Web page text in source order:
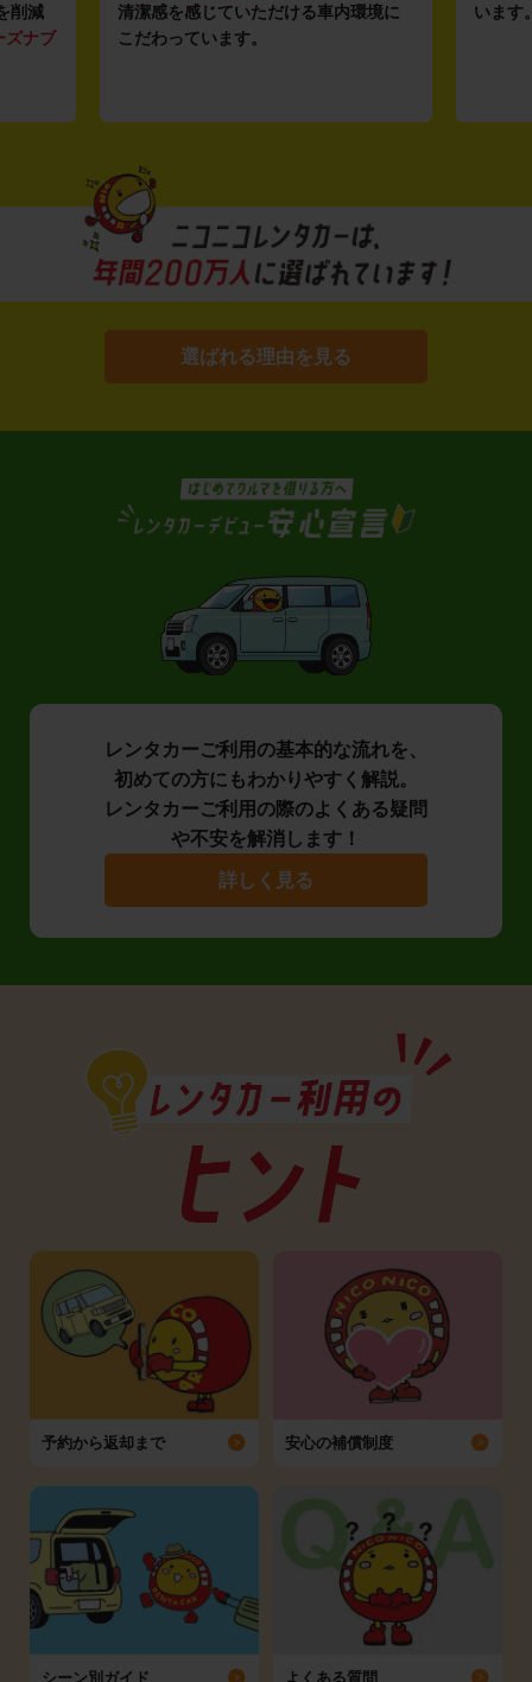
削減
ズナブ
清潔感を感じていただける車内環境に
こだわっています。
います
選ばれる理由を見る
レンタカーご利用の基本的な流れを、
初めての方にもわかりやすく解説。
レンタカーご利用の際のよくある疑問
や不安を解消します！
詳しく見る
予約から返却まで 安心の補償制度
シーン別ガイド よくある質問